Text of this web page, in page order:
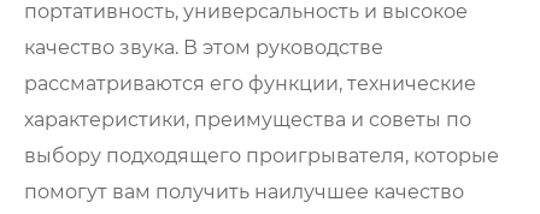
портативность, универсальность и высокое
качество звука. В этом руководстве
рассматриваются его функции, технические
характеристики, преимущества и советы по
выбору подходящего проигрывателя, которые
помогут вам получить наилучшее качество